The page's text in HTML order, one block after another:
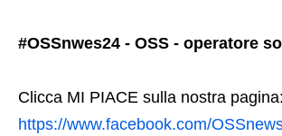
#OSSnwes24 - OSS - operatore
Clicca MI PIACE sulla nostra pagina:
https://www.facebook.com/